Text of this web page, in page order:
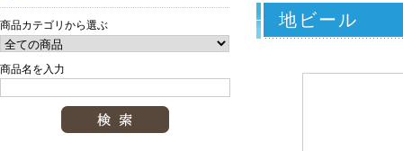
商品カテゴリから選ぶ
商品名を入力
地ビール